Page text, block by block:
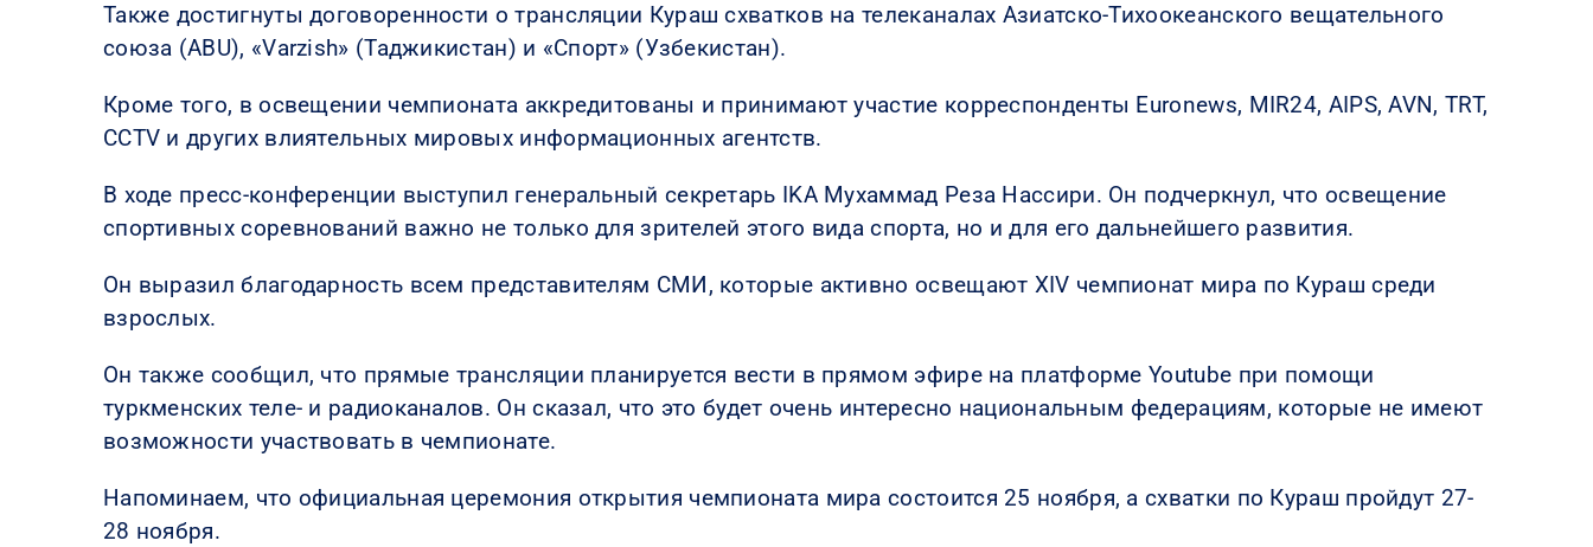
Также достигнуты договоренности о трансляции Кураш схватков на телеканалах Азиатско-Тихоокеанского вещательного
союза (ABU), «Varzish» (Таджикистан) и «Спорт» (Узбекистан).
Кроме того, в освещении чемпионата аккредитованы и принимают участие корреспонденты Euronews, MIR24, AIPS, AVN, TRT,
CCTV и других влиятельных мировых информационных агентств.
В ходе пресс-конференции выступил генеральный секретарь IKA Мухаммад Реза Нассири. Он подчеркнул, что освещение
спортивных соревнований важно не только для зрителей этого вида спорта, но и для его дальнейшего развития.
Он выразил благодарность всем представителям СМИ, которые активно освещают XIV чемпионат мира по Кураш среди
взрослых.
Он также сообщил, что прямые трансляции планируется вести в прямом эфире на платформе Youtube при помощи
туркменских теле- и радиоканалов. Он сказал, что это будет очень интересно национальным федерациям, которые не имеют
возможности участвовать в чемпионате.
Напоминаем, что официальная церемония открытия чемпионата мира состоится 25 ноября, а схватки по Кураш пройдут 27-
28 ноября.